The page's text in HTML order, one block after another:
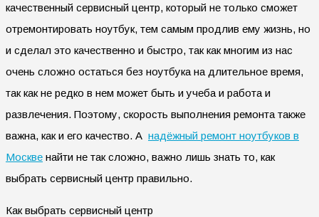
качественный сервисный центр, который не только сможет
отремонтировать ноутбук, тем самым продлив ему жизнь, но
и сделал это качественно и быстро, так как многим из нас
очень сложно остаться без ноутбука на длительное время,
так как не редко в нем может быть и учеба и работа и
развлечения. Поэтому, скорость выполнения ремонта также
важна, как и его качество. А надёжный ремонт ноутбуков в
Москве найти не так сложно, важно лишь знать то, как
выбрать сервисный центр правильно.
Как выбрать сервисный центр